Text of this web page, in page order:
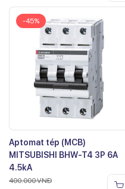
-45%
Aptomat tép (MCB)
MITSUBISHI BHW-T4 3P 6A
4.5kA
400.000VNĐ